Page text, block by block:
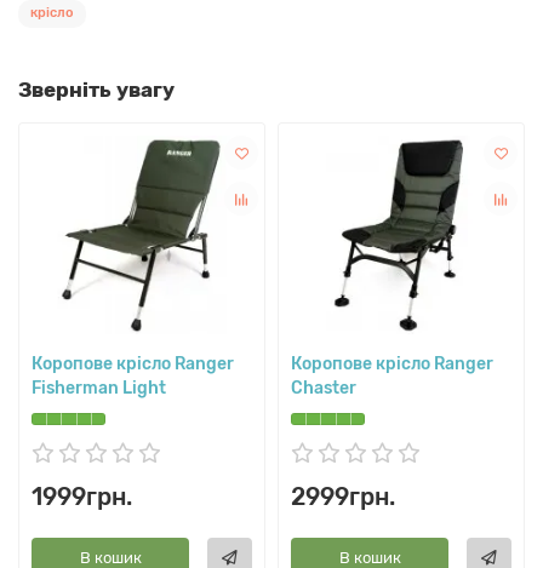
крісло
Зверніть увагу
Коропове крісло Ranger
Fisherman Light
1999грн.
В кошик
Коропове крісло Ranger
Chaster
2999грн.
В кошик